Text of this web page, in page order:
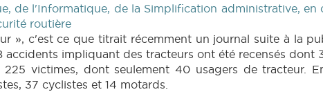
de l'Informatique, de la Simplification administrative, en
routière
», c'est ce que titrait récemment un journal suite à la
accidents impliquant des tracteurs ont été recensés dont
victimes, dont seulement 40 usagers de tracteur.
37 cyclistes et 14 motards.